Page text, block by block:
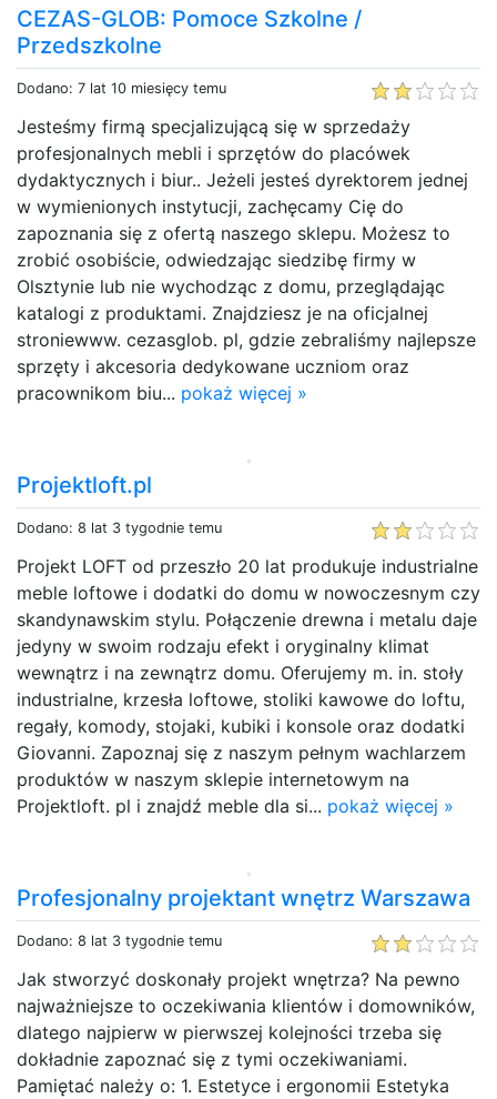
CEZAS-GLOB: Pomoce Szkolne /
Przedszkolne
Dodano: 7 lat 10 miesięcy temu
Jesteśmy firmą specjalizującą się w sprzedaży
profesjonalnych mebli i sprzętów do placówek
dydaktycznych i biur.. Jeżeli jesteś dyrektorem jednej
w wymienionych instytucji, zachęcamy Cię do
zapoznania się z ofertą naszego sklepu. Możesz to
zrobić osobiście, odwiedzając siedzibę firmy w
Olsztynie lub nie wychodząc z domu, przeglądając
katalogi z produktami. Znajdziesz je na oficjalnej
stroniewww. cezasglob. pl, gdzie zebraliśmy najlepsze
sprzęty i akcesoria dedykowane uczniom oraz
pracownikom biu... pokaż więcej »
Projektloft.pl
Dodano: 8 lat 3 tygodnie temu
Projekt LOFT od przeszło 20 lat produkuje industrialne
meble loftowe i dodatki do domu w nowoczesnym czy
skandynawskim stylu. Połączenie drewna i metalu daje
jedyny w swoim rodzaju efekt i oryginalny klimat
wewnątrz i na zewnątrz domu. Oferujemy m. in. stoły
industrialne, krzesła loftowe, stoliki kawowe do loftu,
regały, komody, stojaki, kubiki i konsole oraz dodatki
Giovanni. Zapoznaj się z naszym pełnym wachlarzem
produktów w naszym sklepie internetowym na
Projektloft. pl i znajdź meble dla si... pokaż więcej »
Profesjonalny projektant wnętrz Warszawa
Dodano: 8 lat 3 tygodnie temu
Jak stworzyć doskonały projekt wnętrza? Na pewno
najważniejsze to oczekiwania klientów i domowników,
dlatego najpierw w pierwszej kolejności trzeba się
dokładnie zapoznać się z tymi oczekiwaniami.
Pamiętać należy o: 1. Estetyce i ergonomii Estetyka